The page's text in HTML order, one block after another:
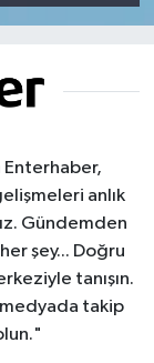
Enterhaber,
anlık
Gündemden
şey... Doğru
tanışın.
medyada takip